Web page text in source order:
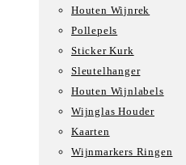
Houten Wijnrek
Pollepels
Sticker Kurk
Sleutelhanger
Houten Wijnlabels
Wijnglas Houder
Kaarten
Wijnmarkers Ringen